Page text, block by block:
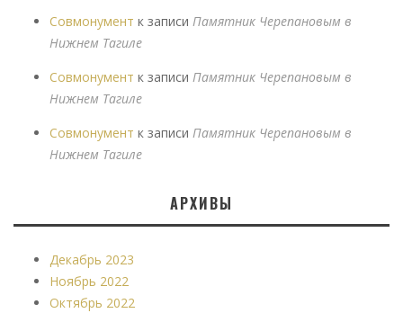
Совмонумент к записи Памятник Черепановым в
Нижнем Тагиле
Совмонумент к записи Памятник Черепановым в
Нижнем Тагиле
Совмонумент к записи Памятник Черепановым в
Нижнем Тагиле
АРХИВЫ
Декабрь 2023
Ноябрь 2022
Октябрь 2022